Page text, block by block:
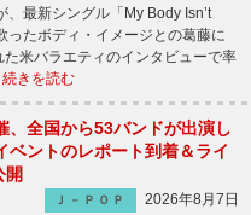
最新シングル「My Body Isn’t
ったボディ・イメージとの葛藤に
米バラエティのインタビューで率
続きを読む
、全国から53バンドが出演し
ベントのレポート到着＆ライ
開
Ｊ－ＰＯＰ
2026年8月7日